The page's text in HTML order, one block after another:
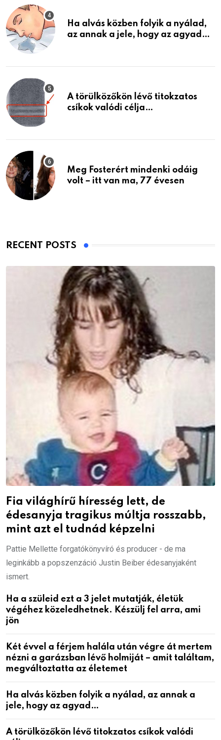
Ha alvás közben folyik a nyálad,
az annak a jele, hogy az agyad…
A törülközőkön lévő titokzatos
csíkok valódi célja…
Meg Fosterért mindenki odáig
volt – itt van ma, 77 évesen
RECENT POSTS
Fia világhírű híresség lett, de
édesanyja tragikus múltja rosszabb,
mint azt el tudnád képzelni
Pattie Mellette forgatókönyvíró és producer - de ma
leginkább a popszenzáció Justin Beiber édesanyjaként
ismert.
Ha a szüleid ezt a 3 jelet mutatják, életük
végéhez közeledhetnek. Készülj fel arra, ami
jön
Két évvel a férjem halála után végre át mertem
nézni a garázsban lévő holmiját – amit találtam,
megváltoztatta az életemet
Ha alvás közben folyik a nyálad, az annak a
jele, hogy az agyad…
A törülközőkön lévő titokzatos csíkok valódi